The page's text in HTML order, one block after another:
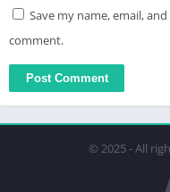
Save my name, email,
comment.
© 2025 - All